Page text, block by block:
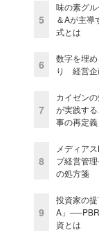
5
味の素グ
＆Aが主導
式とは
6
数字を埋
り 経営企
7
カイゼン
が実践す
事の再定義
8
メディア
プ経営管
の処方箋
9
投資家の
A」
資とは